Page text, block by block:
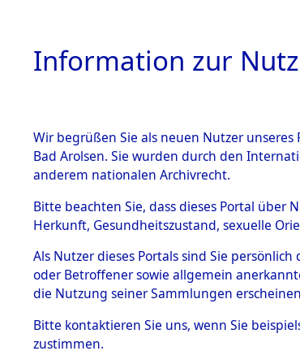
HOME
BESTÄNDE
Inhaftierungsdoku
mente
5. Verschiedenes
Todesmärsche
5.3.1 Alliierte
→
Information zur
Wir begrüßen Sie als neuen Nutzer
Bad Arolsen. Sie wurden durch den
anderem nationalen Archivrecht.
Bitte beachten Sie, dass dieses Portal über
Herkunft, Gesundheitszustand, sexuelle
Als Nutzer dieses Portals sind Sie
oder Betroffener sowie allgemein
die Nutzung seiner Sammlungen
Bitte kontaktieren Sie uns, wenn Sie
zustimmen.